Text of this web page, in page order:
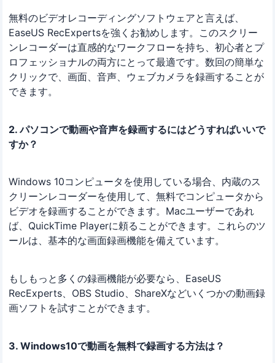
無料のビデオレコーディングソフトウェアと言えば、
EaseUS RecExpertsを強くお勧めします。このスクリー
ンレコーダーは直感的なワークフローを持ち、初心者とプ
ロフェッショナルの両方にとって最適です。数回の簡単な
クリックで、画面、音声、ウェブカメラを録画することが
できます。
2. パソコンで動画や音声を録画するにはどうすればいいで
すか？
Windows 10コンピュータを使用している場合、内蔵のス
クリーンレコーダーを使用して、無料でコンピュータから
ビデオを録画することができます。Macユーザーであれ
ば、QuickTime Playerに頼ることができます。これらのツ
ールは、基本的な画面録画機能を備えています。
もしもっと多くの録画機能が必要なら、EaseUS
RecExperts、OBS Studio、ShareXなどいくつかの動画録
画ソフトを試すことができます。
3. Windows10で動画を無料で録画する方法は？